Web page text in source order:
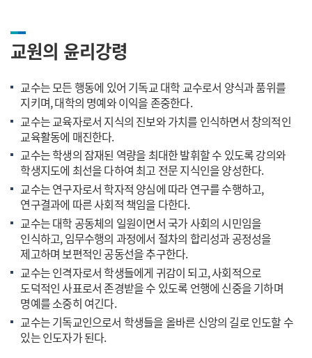
교원의 윤리강령
교수는 모든 행동에 있어 기독교 대학 교수로서 양식과 품위를
지키며, 대학의 명예와 이익을 존중한다.
교수는 교육자로서 지식의 진보와 가치를 인식하면서 창의적인
교육활동에 매진한다.
교수는 학생의 잠재된 역량을 최대한 발휘할 수 있도록 강의와
학생지도에 최선을 다하여 최고 전문 지식인을 양성한다.
교수는 연구자로서 학자적 양심에 따라 연구를 수행하고,
연구결과에 따른 사회적 책임을 다한다.
교수는 대학 공동체의 일원이면서 국가 사회의 시민임을
인식하고, 임무수행의 과정에서 절차의 합리성과 공정성을
제고하며 보편적인 공동선을 추구한다.
교수는 인격자로서 학생들에게 귀감이 되고, 사회적으로
도덕적인 사표로서 존경받을 수 있도록 언행에 신중을 기하며
명예를 소중히 여긴다.
교수는 기독교인으로서 학생들을 올바른 신앙의 길로 인도할 수
있는 인도자가 된다.